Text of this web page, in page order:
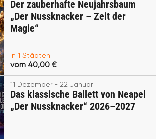
Der zauberhafte Neujahrsbaum
„Der Nussknacker – Zeit der
Magie“
In 1 Städten
vom 40,00 €
11 Dezember - 22 Januar
Das klassische Ballett von Neapel
„Der Nussknacker“ 2026–2027